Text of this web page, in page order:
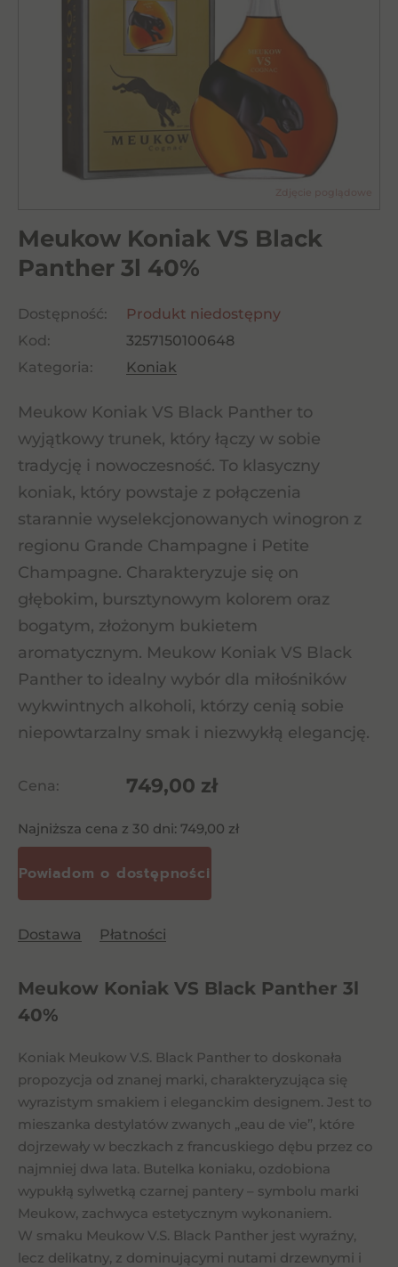
Meukow Koniak VS Black
Panther 3l 40%
Dostępność:
Produkt niedostępny
Kod:
3257150100648
Kategoria:
Koniak
Meukow Koniak VS Black Panther to
wyjątkowy trunek, który łączy w sobie
tradycję i nowoczesność. To klasyczny
koniak, który powstaje z połączenia
starannie wyselekcjonowanych winogron z
regionu Grande Champagne i Petite
Champagne. Charakteryzuje się on
głębokim, bursztynowym kolorem oraz
bogatym, złożonym bukietem
aromatycznym. Meukow Koniak VS Black
Panther to idealny wybór dla miłośników
wykwintnych alkoholi, którzy cenią sobie
niepowtarzalny smak i niezwykłą elegancję.
Cena: 749,00 zł
Najniższa cena z 30 dni: 749,00 zł
Dostawa Płatności
Meukow Koniak VS Black Panther 3l
40%
Koniak Meukow V.S. Black Panther to doskonała
propozycja od znanej marki, charakteryzująca się
wyrazistym smakiem i eleganckim designem. Jest to
mieszanka destylatów zwanych „eau de vie”, które
dojrzewały w beczkach z francuskiego dębu przez co
najmniej dwa lata. Butelka koniaku, ozdobiona
wypukłą sylwetką czarnej pantery – symbolu marki
Meukow, zachwyca estetycznym wykonaniem.
W smaku Meukow V.S. Black Panther jest wyraźny,
lecz delikatny, z dominującymi nutami drzewnymi i